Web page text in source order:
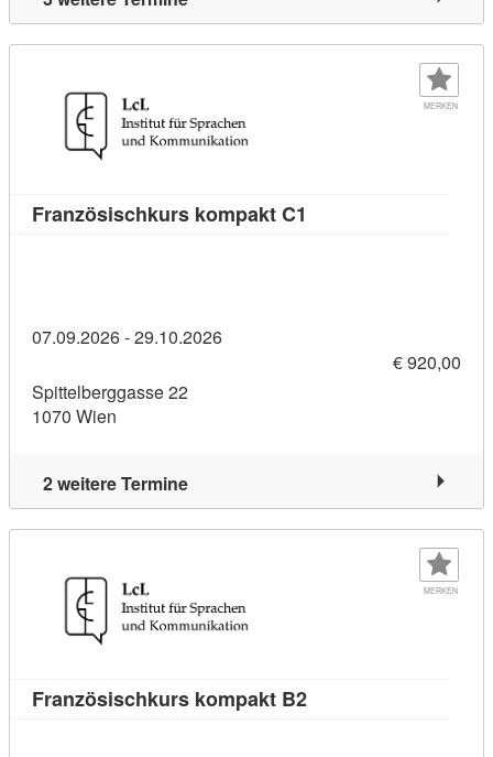
MERKEN
Französischkurs kompakt C1
07.09.2026 - 29.10.2026
€ 920,00
Spittelberggasse 22
1070 Wien
2 weitere Termine
MERKEN
Französischkurs kompakt B2Kursdetail: